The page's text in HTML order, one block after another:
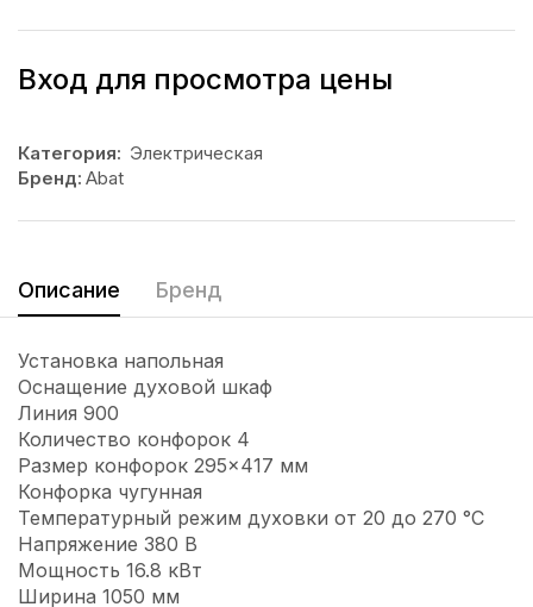
Вход для просмотра цены
Категория: Электрическая
Бренд: Abat
Описание Бренд
Установка напольная
Оснащение духовой шкаф
Линия 900
Количество конфорок 4
Размер конфорок 295×417 мм
Конфорка чугунная
Температурный режим духовки от 20 до 270 °С
Напряжение 380 В
Мощность 16.8 кВт
Ширина 1050 мм